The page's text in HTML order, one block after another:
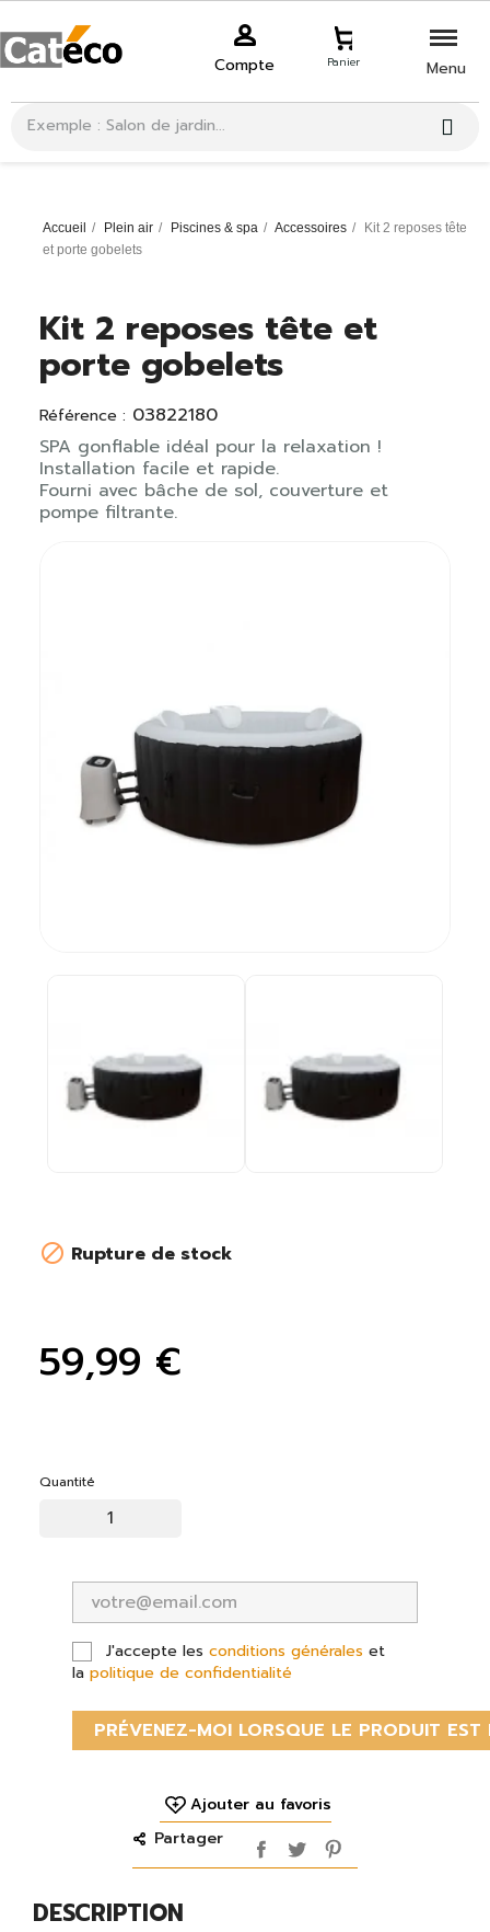
Compte Panier Menu
Accueil Plein air Piscines & spa Accessoires
Kit 2 reposes tête
et porte gobelets
DESCRIPTION
Kit 2 reposes tête et
porte gobelets
Référence : 03822180
SPA gonflable idéal pour la relaxation !
Installation facile et rapide.
Fourni avec bâche de sol, couverture et
pompe filtrante.
 Rupture de stock
59,99 €
Quantité
J'accepte les conditions générales et
la politique de confidentialité
PRÉVENEZ-MOI LORSQUE LE PRODUIT EST
Ajouter au favoris
Partager